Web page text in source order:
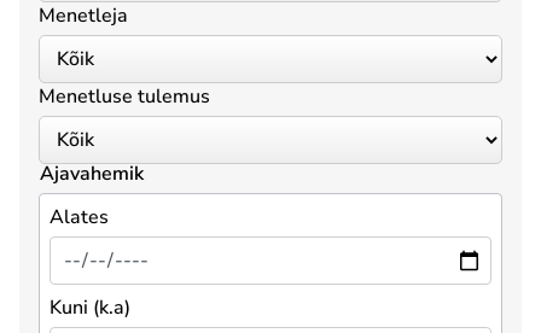
Menetleja
Menetluse tulemus
Ajavahemik
Alates
Kuni (k.a)